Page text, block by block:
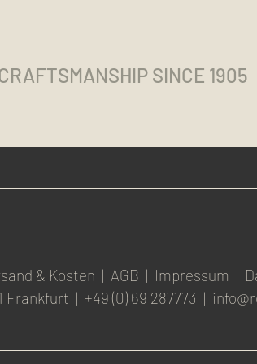
SINCE 1905
& Kosten | AGB | Impressum |
Frankfurt | +49 (0) 69 287773 |